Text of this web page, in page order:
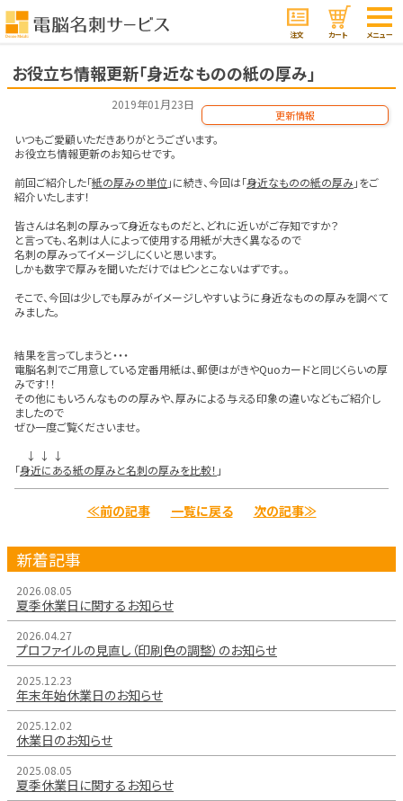
注文 カート メニュー
お役立ち情報更新「身近なものの紙の厚み」
2019年01月23日
更新情報
いつもご愛顧いただきありがとうございます。
お役立ち情報更新のお知らせです。
前回ご紹介した「紙の厚みの単位」に続き、今回は「身近なものの紙の厚み 」をご
紹介いたします！
皆さんは名刺の厚みって身近なものだと、どれに近いがご存知ですか？
と言っても、名刺は人によって使用する用紙が大きく異なるので
名刺の厚みってイメージしにくいと思います。
しかも数字で厚みを聞いただけではピンとこないはずです。。
そこで、今回は少しでも厚みがイメージしやすいように身近なものの厚みを調べて
みました。
結果を言ってしまうと・・・
電脳名刺でご用意している定番用紙は、郵便はがきやQuoカードと同じくらいの厚
みです！！
その他にもいろんなものの厚みや、厚みによる与える印象の違いなどもご紹介し
ましたので
ぜひ一度ご覧くださいませ。
↓ ↓ ↓
「身近にある紙の厚みと名刺の厚みを比較！ 」
≪前の記事 一覧に戻る 次の記事≫
新着記事
2026.08.05
夏季休業日に関するお知らせ
2026.04.27
プロファイルの見直し（印刷色の調整）のお知らせ
2025.12.23
年末年始休業日のお知らせ
2025.12.02
休業日のお知らせ
2025.08.05
夏季休業日に関するお知らせ